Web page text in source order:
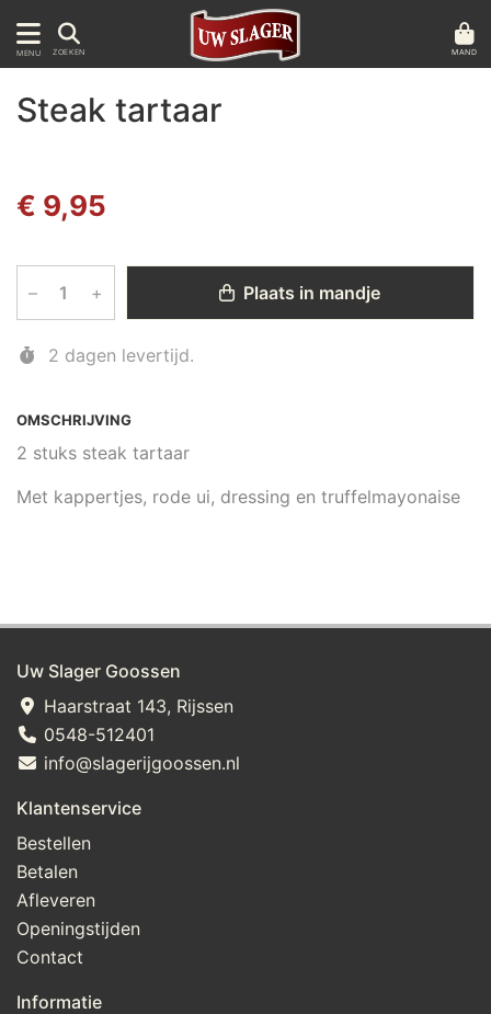
MENU ZOEKEN MAND
OMSCHRIJVING
2 stuks steak tartaar
Met kappertjes, rode ui, dressing en truffelmayonaise
Steak tartaar
€ 9,95
– + Plaats in mandje
2 dagen levertijd.
Uw Slager Goossen
Haarstraat 143, Rijssen
0548-512401
info@slagerijgoossen.nl
Klantenservice
Bestellen
Betalen
Afleveren
Openingstijden
Contact
Informatie